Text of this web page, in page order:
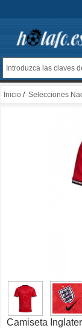
Inicio / Selecciones
Camiseta